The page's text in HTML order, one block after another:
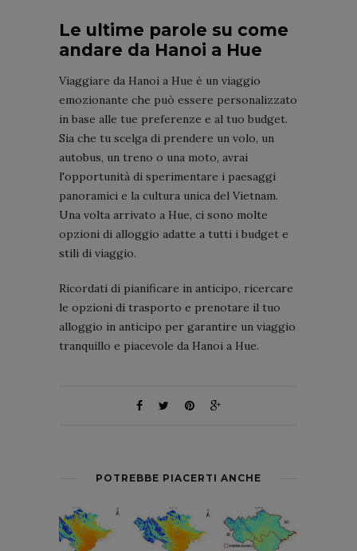
Le ultime parole su come
andare da Hanoi a Hue
Viaggiare da Hanoi a Hue è un viaggio
emozionante che può essere personalizzato
in base alle tue preferenze e al tuo budget.
Sia che tu scelga di prendere un volo, un
autobus, un treno o una moto, avrai
l'opportunità di sperimentare i paesaggi
panoramici e la cultura unica del Vietnam.
Una volta arrivato a Hue, ci sono molte
opzioni di alloggio adatte a tutti i budget e
stili di viaggio.
Ricordati di pianificare in anticipo, ricercare
le opzioni di trasporto e prenotare il tuo
alloggio in anticipo per garantire un viaggio
tranquillo e piacevole da Hanoi a Hue.
POTREBBE PIACERTI ANCHE